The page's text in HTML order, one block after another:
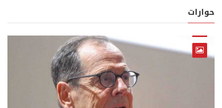
حوارات